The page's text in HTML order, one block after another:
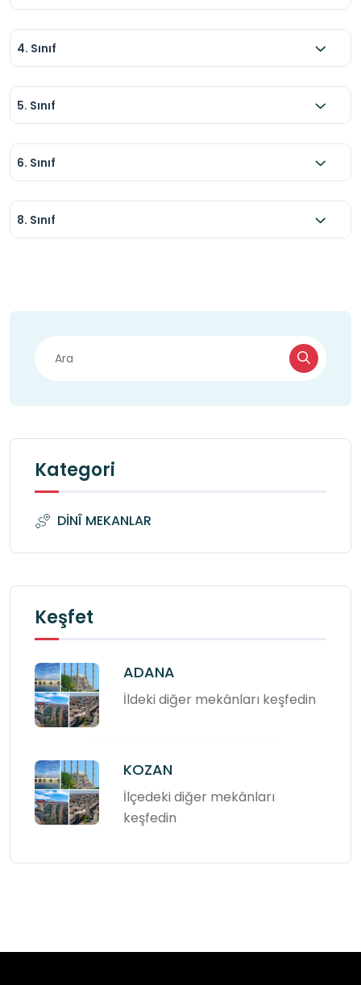
4. Sınıf
5. Sınıf
6. Sınıf
8. Sınıf
Kategori
DİNÎ MEKANLAR
Keşfet
ADANA
İldeki diğer mekânları keşfedin
KOZAN
İlçedeki diğer mekânları
keşfedin